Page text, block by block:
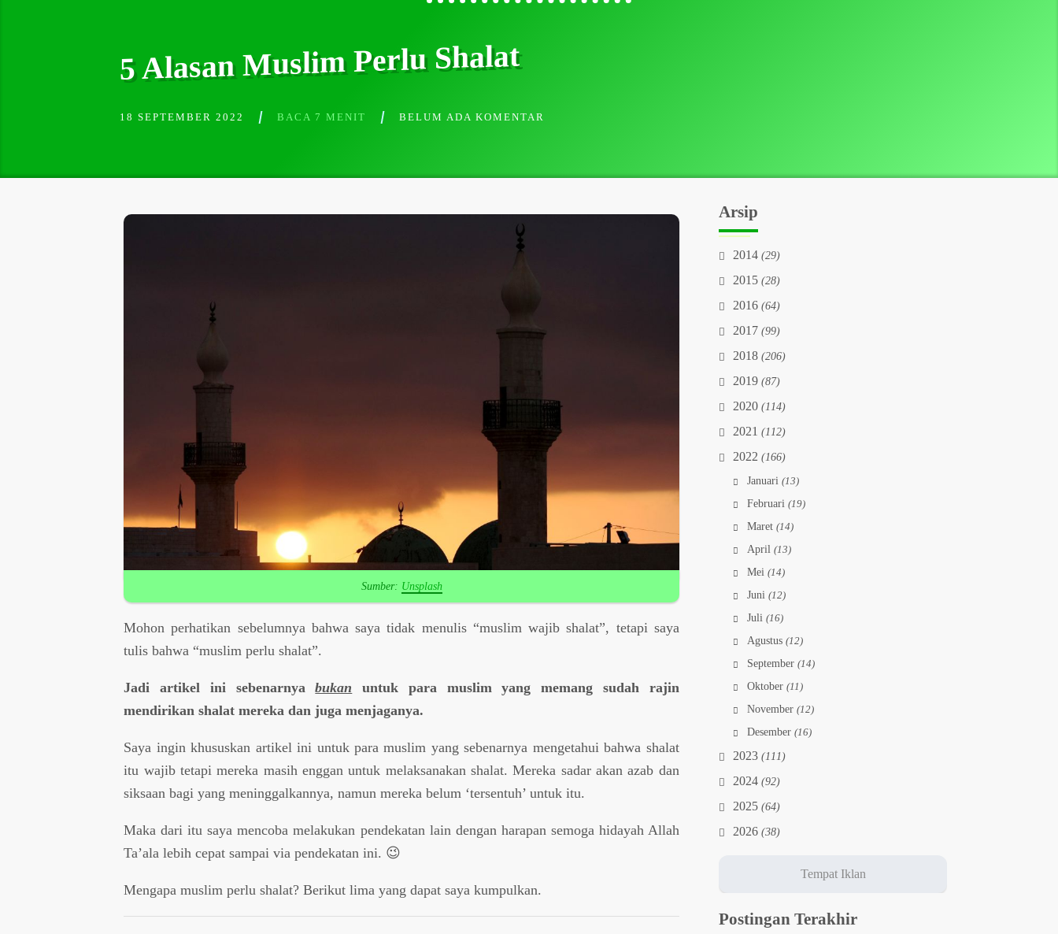
5 Alasan Muslim Perlu Shalat
18 SEPTEMBER 2022 BACA 7 MENIT BELUM ADA KOMENTAR
Sumber: Unsplash
Mohon perhatikan sebelumnya bahwa saya tidak menulis “muslim wajib shalat”, tetapi saya
tulis bahwa “muslim perlu shalat”.
Jadi artikel ini sebenarnyabukan untuk para muslim yang memang sudah rajin
mendirikan shalat mereka dan juga menjaganya.
Saya ingin khususkan artikel ini untuk para muslim yang sebenarnya mengetahui bahwa shalat
itu wajib tetapi mereka masih enggan untuk melaksanakan shalat. Mereka sadar akan azab dan
siksaan bagi yang meninggalkannya, namun mereka belum ‘tersentuh’ untuk itu.
Maka dari itu saya mencoba melakukan pendekatan lain dengan harapan semoga hidayah Allah
Ta’ala lebih cepat sampai via pendekatan ini. 😉
Mengapa muslim perlu shalat? Berikut lima yang dapat saya kumpulkan.
Arsip
2014(29)
2015(28)
2016(64)
2017(99)
2018(206)
2019(87)
2020(114)
2021(112)
2022(166)
Januari(13)
Februari(19)
Maret(14)
April(13)
Mei(14)
Juni(12)
Juli(16)
Agustus(12)
September(14)
Oktober(11)
November(12)
Desember(16)
2023(111)
2024(92)
2025(64)
2026(38)
Postingan Terakhir